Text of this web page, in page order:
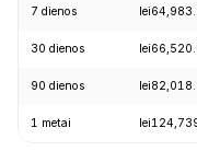
7 dienos
30 dienos
90 dienos
1 metai